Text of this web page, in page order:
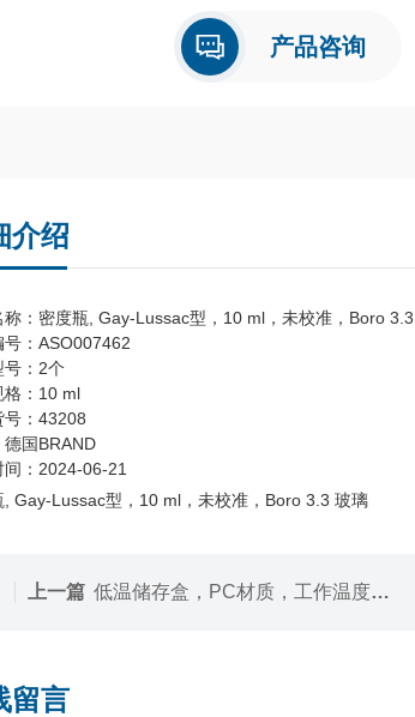
产品咨询
介绍
称：密度瓶, Gay-Lussac型，10 ml，未校准，Boro
号：ASO007462
号：2个
格：10 ml
号：43208
德国BRAND
间：2024-06-21
, Gay-Lussac型，10 ml，未校准，Boro 3.3 玻璃
上一篇 低温储存盒，PC材质，工作温度恒定于-70°C, 可保持45分钟
留言